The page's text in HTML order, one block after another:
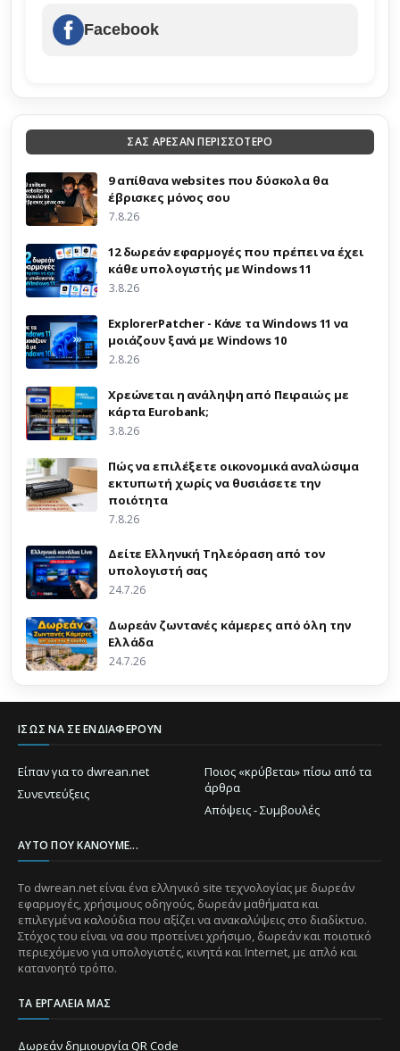
Facebook
ΣΑΣ ΑΡΕΣΑΝ ΠΕΡΙΣΣΟΤΕΡΟ
9 απίθανα websites που δύσκολα θα
έβρισκες μόνος σου
7.8.26
12 δωρεάν εφαρμογές που πρέπει να έχει
κάθε υπολογιστής με Windows 11
3.8.26
ExplorerPatcher - Κάνε τα Windows 11 να
μοιάζουν ξανά με Windows 10
2.8.26
Χρεώνεται η ανάληψη από Πειραιώς με
κάρτα Eurobank;
3.8.26
Πώς να επιλέξετε οικονομικά αναλώσιμα
εκτυπωτή χωρίς να θυσιάσετε την
ποιότητα
7.8.26
Δείτε Ελληνική Τηλεόραση από τον
υπολογιστή σας
24.7.26
Δωρεάν ζωντανές κάμερες από όλη την
Ελλάδα
24.7.26
ΊΣΩΣ ΝΑ ΣΕ ΕΝΔΙΑΦΈΡΟΥΝ
Είπαν για το dwrean.net
Ποιος «κρύβεται» πίσω από τα
άρθρα
Συνεντεύξεις
Απόψεις - Συμβουλές
ΑΥΤΌ ΠΟΥ ΚΆΝΟΥΜΕ...
Το dwrean.net είναι ένα ελληνικό site τεχνολογίας με δωρεάν
εφαρμογές, χρήσιμους οδηγούς, δωρεάν μαθήματα και
επιλεγμένα καλούδια που αξίζει να ανακαλύψεις στο διαδίκτυο.
Στόχος του είναι να σου προτείνει χρήσιμο, δωρεάν και ποιοτικό
περιεχόμενο για υπολογιστές, κινητά και Internet, με απλό και
κατανοητό τρόπο.
ΤΑ ΕΡΓΑΛΕΊΑ ΜΑΣ
Δωρεάν δημιουργία QR Code